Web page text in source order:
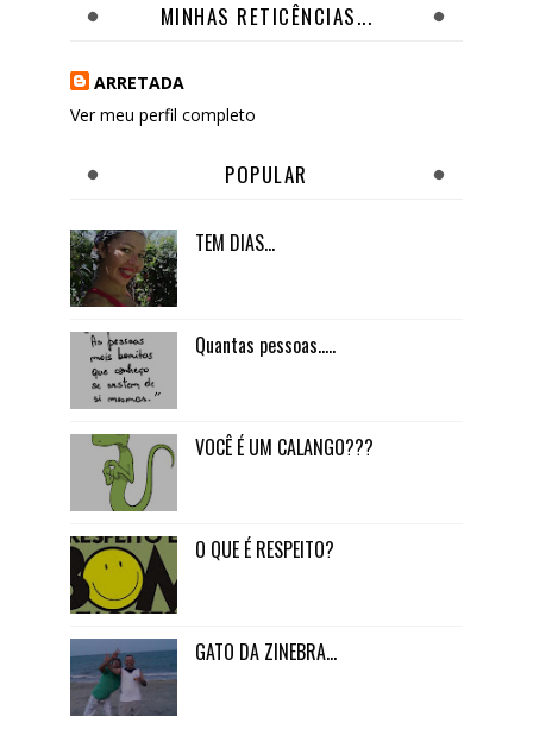
MINHAS RETICÊNCIAS...
ARRETADA
Ver meu perfil completo
POPULAR
TEM DIAS...
Quantas pessoas.....
VOCÊ É UM CALANGO???
O QUE É RESPEITO?
GATO DA ZINEBRA...